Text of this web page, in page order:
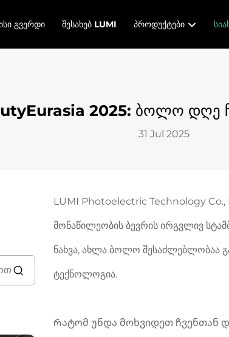
ᲒᲕᲔᲠᲓᲘ ᲨᲔᲡᲐᲮᲔᲑ LUMI ᲞᲠᲝᲓᲣᲥᲢᲔᲑᲘ
2025: ბოლო დღე
31 Jul 2025
LUMI Photoelectric Technology Co.,
მონაწილეობის ბევრის ირგვლივ
ნახვა, ახლა ბოლო შესაძლებლობაა
ტექნოლოგია.
Რატომ უნდა მოხვიდეთ ჩვენთან